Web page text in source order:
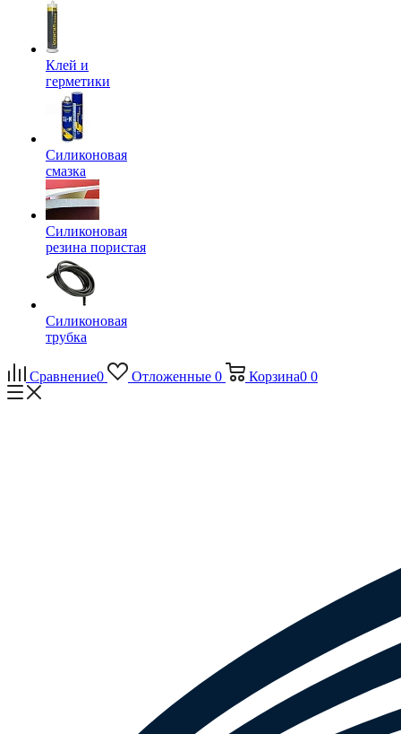
Клей и
герметики
Силиконовая
смазка
Силиконовая
резина пористая
Силиконовая
трубка
Сравнение0 Отложенные 0 Корзина0 0